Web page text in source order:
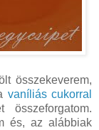
összekeverem,
vaníliás cukorral
és, az alábbiak